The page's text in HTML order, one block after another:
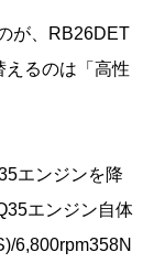
が、RB26DET
えるのは「高性
エンジンを降
エンジン自体
6,800rpm358N